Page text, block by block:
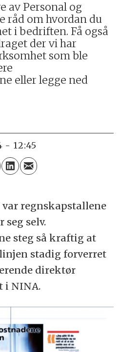
av Personal og
råd om hvordan du
i bedriften. Få også
der vi har
som ble
eller legge ned
- 12:45
var regnskapstallene
seg selv.
steg så kraftig at
stadig forverret
direktør
i NINA.